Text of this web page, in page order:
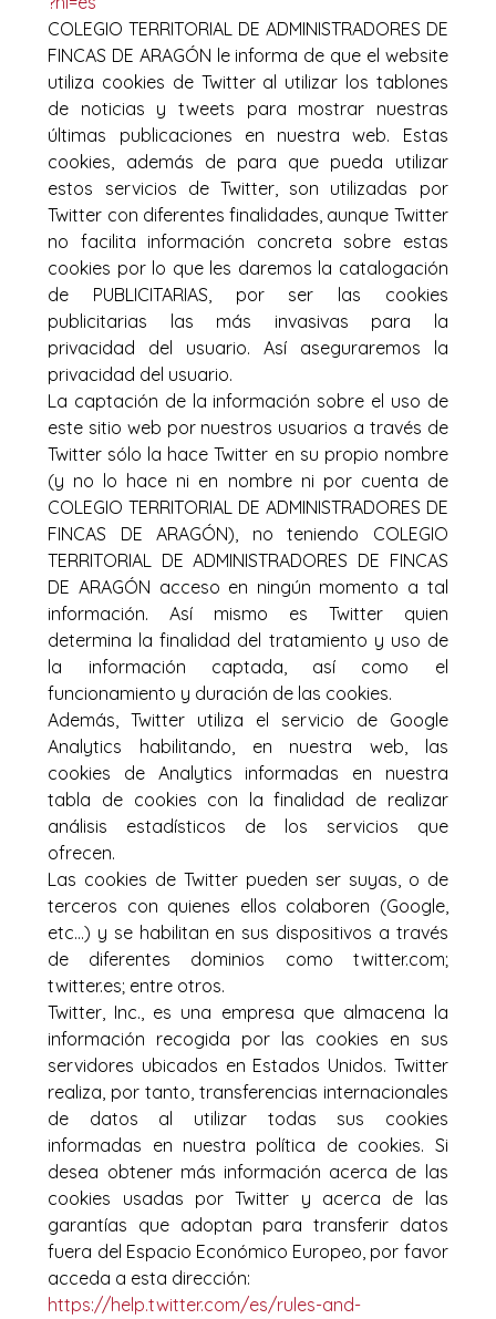
COLEGIO TERRITORIAL DE ADMINISTRADORES DE
FINCAS DE ARAGÓN le informa de que el website
utiliza cookies de Twitter al utilizar los tablones
de noticias y tweets para mostrar nuestras
últimas publicaciones en nuestra web. Estas
cookies, además de para que pueda utilizar
estos servicios de Twitter, son utilizadas por
Twitter con diferentes finalidades, aunque Twitter
no facilita información concreta sobre estas
cookies por lo que les daremos la catalogación
de PUBLICITARIAS, por ser las cookies
publicitarias las más invasivas para la
privacidad del usuario. Así aseguraremos la
privacidad del usuario.
La captación de la información sobre el uso de
este sitio web por nuestros usuarios a través de
Twitter sólo la hace Twitter en su propio nombre
(y no lo hace ni en nombre ni por cuenta de
COLEGIO TERRITORIAL DE ADMINISTRADORES DE
FINCAS DE ARAGÓN), no teniendo COLEGIO
TERRITORIAL DE ADMINISTRADORES DE FINCAS
DE ARAGÓN acceso en ningún momento a tal
información. Así mismo es Twitter quien
determina la finalidad del tratamiento y uso de
la información captada, así como el
funcionamiento y duración de las cookies.
Además, Twitter utiliza el servicio de Google
Analytics habilitando, en nuestra web, las
cookies de Analytics informadas en nuestra
tabla de cookies con la finalidad de realizar
análisis estadísticos de los servicios que
ofrecen.
Las cookies de Twitter pueden ser suyas, o de
terceros con quienes ellos colaboren (Google,
etc…) y se habilitan en sus dispositivos a través
de diferentes dominios como twitter.com;
twitter.es; entre otros.
Twitter, Inc., es una empresa que almacena la
información recogida por las cookies en sus
servidores ubicados en Estados Unidos. Twitter
realiza, por tanto, transferencias internacionales
de datos al utilizar todas sus cookies
informadas en nuestra política de cookies. Si
desea obtener más información acerca de las
cookies usadas por Twitter y acerca de las
garantías que adoptan para transferir datos
fuera del Espacio Económico Europeo, por favor
acceda a esta dirección:
https://help.twitter.com/es/rules-and-